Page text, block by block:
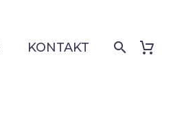
KONTAKT